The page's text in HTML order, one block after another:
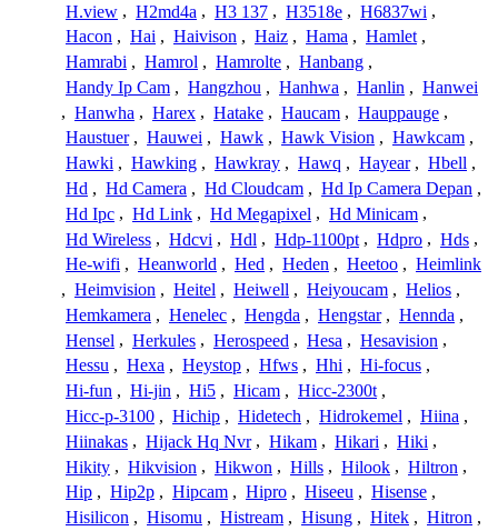
H.view , H2md4a , H3 137 , H3518e , H6837wi ,
Hacon , Hai , Haivison , Haiz , Hama , Hamlet ,
Hamrabi , Hamrol , Hamrolte , Hanbang ,
Handy Ip Cam , Hangzhou , Hanhwa , Hanlin , Hanwei
, Hanwha , Harex , Hatake , Haucam , Hauppauge ,
Haustuer , Hauwei , Hawk , Hawk Vision , Hawkcam ,
Hawki , Hawking , Hawkray , Hawq , Hayear , Hbell ,
Hd , Hd Camera , Hd Cloudcam , Hd Ip Camera Depan ,
Hd Ipc , Hd Link , Hd Megapixel , Hd Minicam ,
Hd Wireless , Hdcvi , Hdl , Hdp-1100pt , Hdpro , Hds ,
He-wifi , Heanworld , Hed , Heden , Heetoo , Heimlink
, Heimvision , Heitel , Heiwell , Heiyoucam , Helios ,
Hemkamera , Henelec , Hengda , Hengstar , Hennda ,
Hensel , Herkules , Herospeed , Hesa , Hesavision ,
Hessu , Hexa , Heystop , Hfws , Hhi , Hi-focus ,
Hi-fun , Hi-jin , Hi5 , Hicam , Hicc-2300t ,
Hicc-p-3100 , Hichip , Hidetech , Hidrokemel , Hiina ,
Hiinakas , Hijack Hq Nvr , Hikam , Hikari , Hiki ,
Hikity , Hikvision , Hikwon , Hills , Hilook , Hiltron ,
Hip , Hip2p , Hipcam , Hipro , Hiseeu , Hisense ,
Hisilicon , Hisomu , Histream , Hisung , Hitek , Hitron ,